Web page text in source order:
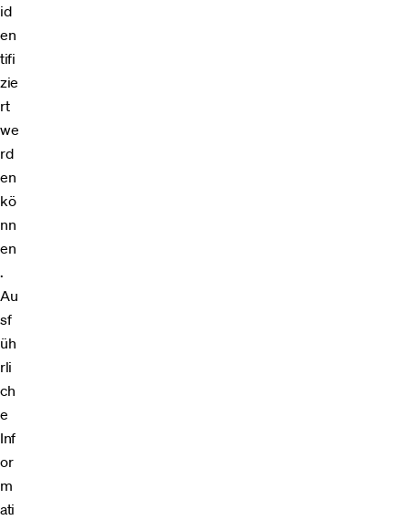
id
en
tifi
zie
rt
we
rd
en
kö
nn
en
.
Au
sf
üh
rli
ch
e
Inf
or
m
ati